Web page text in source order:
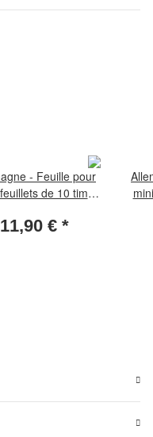
- Feuille pour
de 10 timb
mm - 5 feuilles
11,90 € *